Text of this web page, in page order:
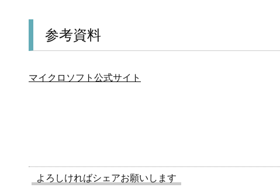
参考資料
マイクロソフト公式サイト
よろしければシェアお願いします